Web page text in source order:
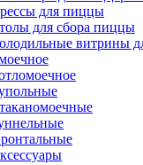
для пиццы
для сбора пиццы
витрины